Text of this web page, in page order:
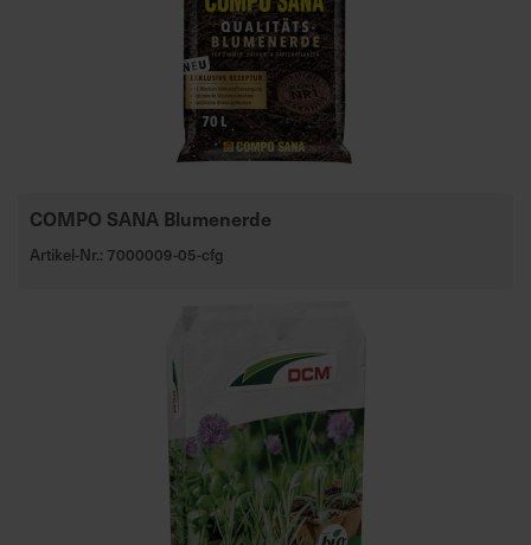
COMPO SANA Blumenerde
Artikel-Nr.: 7000009-05-cfg